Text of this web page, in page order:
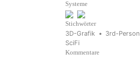
Systeme
Stichwörter
3D-Grafik 3rd-Person
SciFi
Kommentare